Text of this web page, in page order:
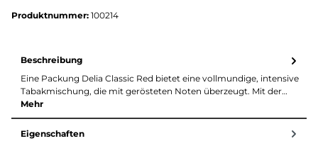
Produktnummer: 100214
Beschreibung
Eine Packung Delia Classic Red bietet eine vollmundige, intensive
Tabakmischung, die mit gerösteten Noten überzeugt. Mit der…
Mehr
Eigenschaften